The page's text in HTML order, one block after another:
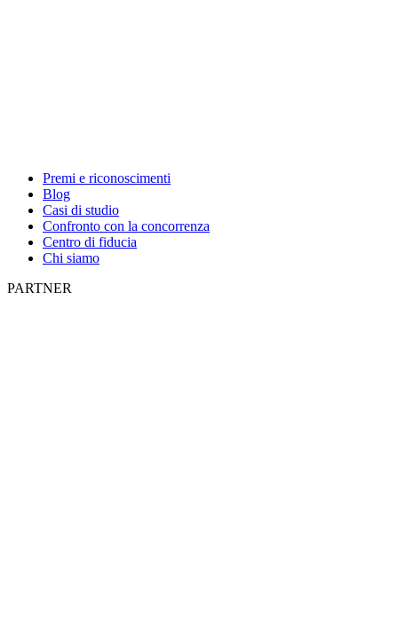
Premi e riconoscimenti
Blog
Casi di studio
Confronto con la concorrenza
Centro di fiducia
Chi siamo
PARTNER